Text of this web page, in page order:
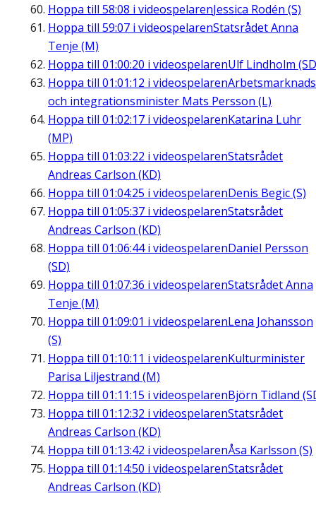
Hoppa till 58:08 i videospelarenJessica Rodén (S)
Hoppa till 59:07 i videospelarenStatsrådet Anna
Tenje (M)
Hoppa till 01:00:20 i videospelarenUlf Lindholm
Hoppa till 01:01:12 i videospelaren
och integrationsminister Mats Persson (L)
Hoppa till 01:02:17 i videospelarenKatarina Luhr
(MP)
Hoppa till 01:03:22 i videospelarenStatsrådet
Andreas Carlson (KD)
Hoppa till 01:04:25 i videospelarenDenis Begic (S)
Hoppa till 01:05:37 i videospelarenStatsrådet
Andreas Carlson (KD)
Hoppa till 01:06:44i videospelarenDaniel Persson
(SD)
Hoppa till 01:07:36 i videospelarenStatsrådet Anna
Tenje (M)
Hoppa till 01:09:01 i videospelarenLena Johansson
(S)
Hoppa till 01:10:11 i videospelarenKulturminister
Parisa Liljestrand (M)
Hoppa till 01:11:15 i videospelarenBjörn Tidland
Hoppa till 01:12:32 i videospelarenStatsrådet
Andreas Carlson (KD)
Hoppa till 01:13:42 i videospelarenÅsa Karlsson (S)
Hoppa till 01:14:50 i videospelarenStatsrådet
Andreas Carlson (KD)